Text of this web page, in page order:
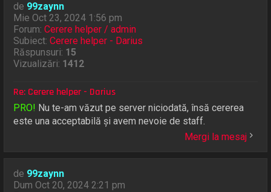
de 99zaynn
Mie Oct 23, 2024 1:56 pm
Forum:Cerere helper / admin
Subiect:Cerere helper - Darius
Răspunsuri: 15
Vizualizări: 1412
Re: Cerere helper - Darius
PRO! Nu te-am văzut pe server niciodată, însă cererea
este una acceptabilă și avem nevoie de staff.
Mergi la mesaj
de 99zaynn
Dum Oct 20, 2024 2:21 pm